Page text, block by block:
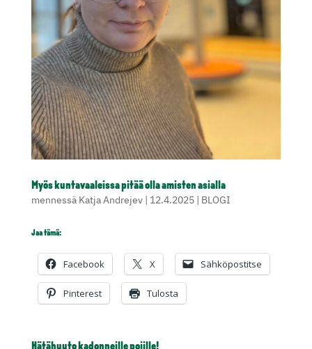
Myös kuntavaaleissa pitää olla amisten asialla
mennessä Katja Andrejev| 12.4.2025| BLOGI
Jaa tämä:
Facebook X Sähköpostitse
Pinterest Tulosta